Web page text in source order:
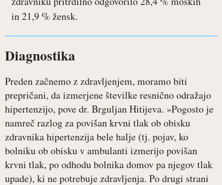
in 21,9 % žensk.
Diagnostika
Preden začnemo z zdravljenjem, moramo biti
prepričani, da izmerjene številke resnično odražajo
hipertenzijo, pove dr. Brguljan Hitijeva. »Pogosto je
namreč razlog za povišan krvni tlak ob obisku
zdravnika hipertenzija bele halje (tj. pojav, ko
bolniku ob obisku v ambulanti izmerijo povišan
krvni tlak, po odhodu bolnika domov pa njegov tlak
upade), ki ne potrebuje zdravljenja. Po drugi strani